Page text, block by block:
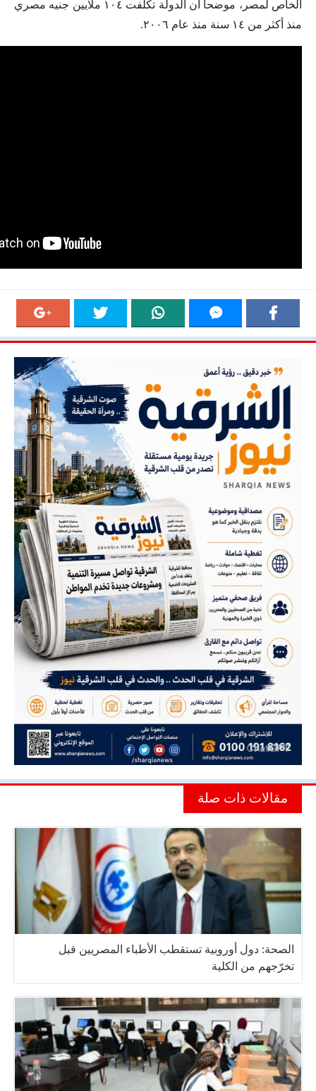
الخاص لمصر، موضحا أن الدولة تكلفت ١٠٤ ملايين جنيه مصري
منذ أكثر من ١٤ سنة منذ عام ٢٠٠٦.
مقالات ذات صلة
الصحة: دول أوروبية تستقطب الأطباء المصريين قبل
تخرّجهم من الكلية